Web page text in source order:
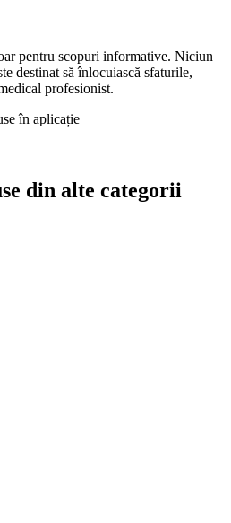
pentru scopuri informative. Niciun
destinat să înlocuiască sfaturile,
profesionist.
în aplicație
din alte categorii